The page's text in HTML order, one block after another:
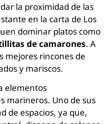
la proximidad de las
en la carta de Los
dominar platos como
de camarones. A
mejores rincones de
y mariscos.
elementos
marineros. Uno de sus
de espacios, ya que,